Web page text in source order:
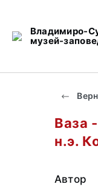
Владимиро-
музей-
Ваза
н.э.
Автор